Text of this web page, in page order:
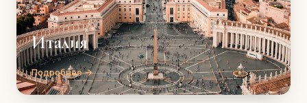
Италия
Подробнее →